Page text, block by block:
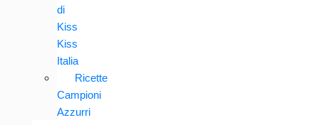
di
Kiss
Kiss
Italia
Ricette
Campioni
Azzurri